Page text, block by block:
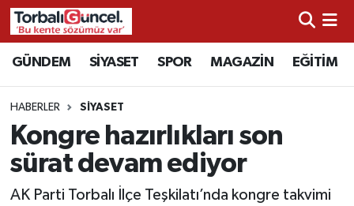
GÜNDEM SİYASET SPOR MAGAZİN EĞİTİM
HABERLER SİYASET
Kongre hazırlıkları son
sürat devam ediyor
AK Parti Torbalı İlçe Teşkilatı’nda kongre takvimi
İzmir Nöbetçi Eczaneler
İzmir Hava Durumu
İzmir Namaz Vakitleri
İzmir Trafik Yoğunluk Haritası